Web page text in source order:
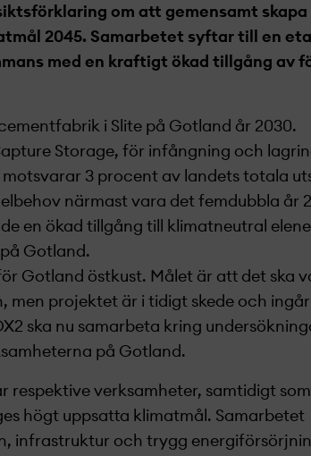
om att gemensamt skapa
2045. Samarbetet syftar till en
med en kraftigt ökad tillgång av
i Slite på Gotland år 2030.
Storage, för infångning och
3 procent av landets totala
närmast vara det femdubbla år
en ökad tillgång till klimatneutral
Gotland.
Gotland östkust. Målet är att det ska
men projekt­et är i tidigt skede och
ska nu samarbeta kring
på Gotland.
respektive verksamheter, samtidigt
högt uppsatta klimatmål. Samarbetet
infrastruktur och trygg